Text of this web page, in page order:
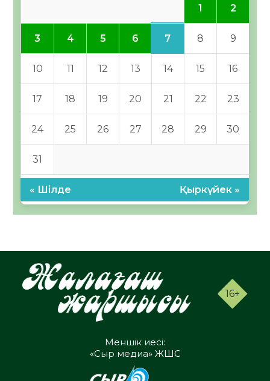
1 2
3 4 5 6 7 8 9
10 11 12 13 14 15 16
17 18 19 20 21 22 23
24 25 26 27 28 29 30
31
« Шілде Қыркүйек »
16+
Меншік иесі:
«Сыр медиа» ЖШС